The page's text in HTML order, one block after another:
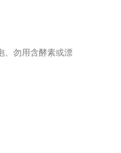
、勿用含酵素或漂